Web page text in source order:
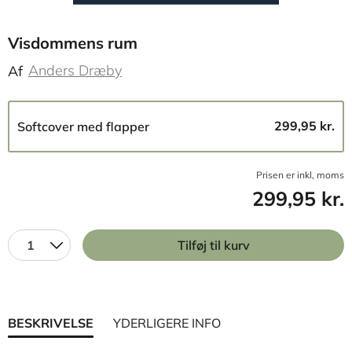
Visdommens rum
Af Anders Dræby
Softcover med flapper 299,95 kr.
Prisen er inkl, moms
299,95 kr.
1 Tilføj til kurv
BESKRIVELSE YDERLIGERE INFO